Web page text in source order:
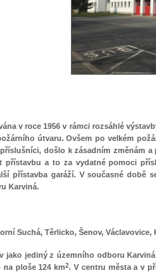
v roce 1956 v rámci rozsáhlé
útvaru. Ovšem po velkém
došlo k zásadním změnám
a to za vydatné pomoci
přístavba garáží. V současné době
Karviná.
Suchá, Těrlicko, Šenov, Václavovice,
jako jediný z územního odboru
ploše 124 km2. V centru města a v